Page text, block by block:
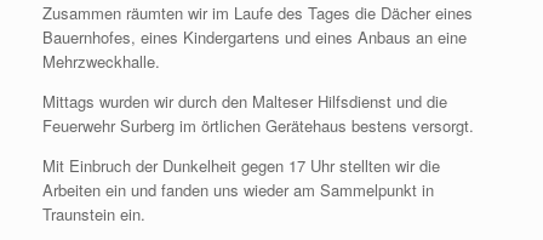
Zusammen räumten wir im Laufe des Tages die Dächer eines
Bauernhofes, eines Kindergartens und eines Anbaus an eine
Mehrzweckhalle.
Mittags wurden wir durch den Malteser Hilfsdienst und die
Feuerwehr Surberg im örtlichen Gerätehaus bestens versorgt.
Mit Einbruch der Dunkelheit gegen 17 Uhr stellten wir die
Arbeiten ein und fanden uns wieder am Sammelpunkt in
Traunstein ein.